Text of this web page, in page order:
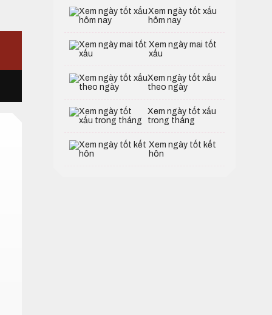
Xem ngày tốt xấu
hôm nay
Xem ngày mai tốt
xấu
Xem ngày tốt xấu
theo ngày
Xem ngày tốt xấu
trong tháng
Xem ngày tốt kết
hôn